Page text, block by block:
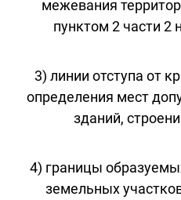
межевания
пунктом 2 части 2
3) линии отступа от
определения мест
зданий,
4) границы
земельных